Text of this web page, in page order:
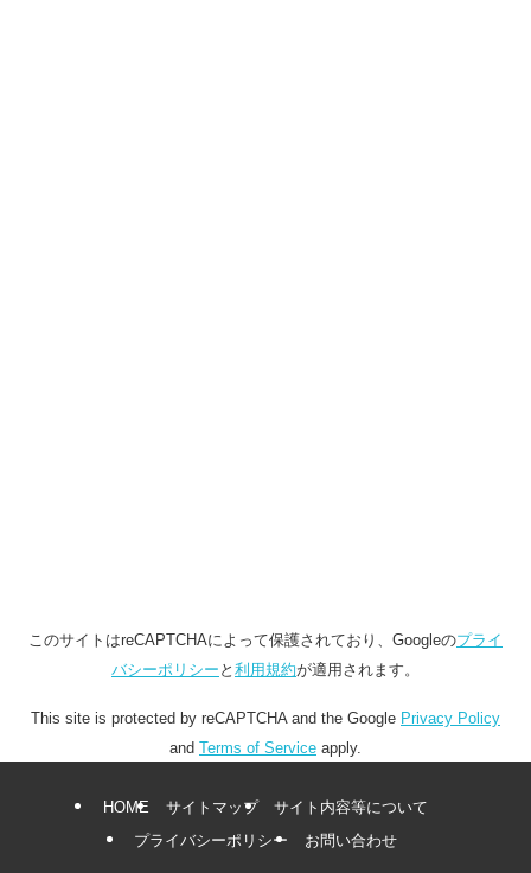
このサイトはreCAPTCHAによって保護されており、Googleのプライ
バシーポリシー と 利用規約が適用されます。
This site is protected by reCAPTCHA and the Google Privacy Policy
and Terms of Service apply.
HOME サイトマップ
サイト内容等について
プライバシーポリシー
お問い合わせ